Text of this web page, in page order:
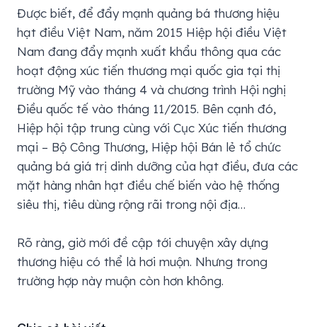
Được biết, để đẩy mạnh quảng bá thương hiệu
hạt điều Việt Nam, năm 2015 Hiệp hội điều Việt
Nam đang đẩy mạnh xuất khẩu thông qua các
hoạt động xúc tiến thương mại quốc gia tại thị
trường Mỹ vào tháng 4 và chương trình Hội nghị
Điều quốc tế vào tháng 11/2015. Bên cạnh đó,
Hiệp hội tập trung cùng với Cục Xúc tiến thương
mại – Bộ Công Thương, Hiệp hội Bán lẻ tổ chức
quảng bá giá trị dinh dưỡng của hạt điều, đưa các
mặt hàng nhân hạt điều chế biến vào hệ thống
siêu thị, tiêu dùng rộng rãi trong nội địa…
Rõ ràng, giờ mới đề cập tới chuyện xây dựng
thương hiệu có thể là hơi muộn. Nhưng trong
trường hợp này muộn còn hơn không.